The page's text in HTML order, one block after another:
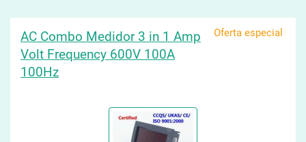
Oferta especial
AC Combo Medidor 3 in 1 Amp
Volt Frequency 600V 100A
100Hz